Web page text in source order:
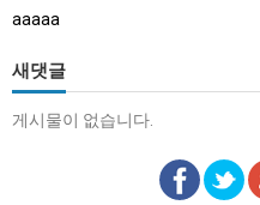
브
"큰
실
aaaaa
새댓글
게시물이 없습니다.